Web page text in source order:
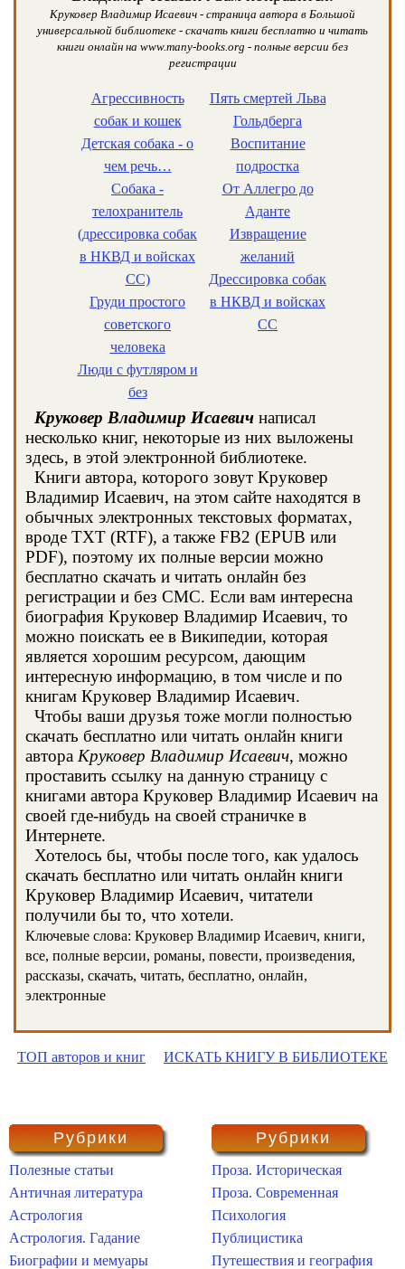
Круковер Владимир Исаевич - страница автора в Большой
универсальной библиотеке - скачать книги бесплатно и читать
книги онлайн на www.many-books.org - полные версии без
регистрации
Агрессивность
собак и кошек
Детская собака - о
чем речь…
Собака -
телохранитель
(дрессировка собак
в НКВД и войсках
СС)
Груди простого
советского
человека
Люди с футляром и
без
Пять смертей Льва
Гольдберга
Воспитание
подростка
От Аллегро до
Аданте
Извращение
желаний
Дрессировка собак
в НКВД и войсках
СС
Круковер Владимир Исаевич написал
несколько книг, некоторые из них выложены
здесь, в этой электронной библиотеке.
Книги автора, которого зовут Круковер
Владимир Исаевич, на этом сайте находятся в
обычных электронных текстовых форматах,
вроде TXT (RTF), а также FB2 (EPUB или
PDF), поэтому их полные версии можно
бесплатно скачать и читать онлайн без
регистрации и без СМС. Если вам интересна
биография Круковер Владимир Исаевич, то
можно поискать ее в Википедии, которая
является хорошим ресурсом, дающим
интересную информацию, в том числе и по
книгам Круковер Владимир Исаевич.
Чтобы ваши друзья тоже могли полностью
скачать бесплатно или читать онлайн книги
автора Круковер Владимир Исаевич, можно
проставить ссылку на данную страницу с
книгами автора Круковер Владимир Исаевич на
своей где-нибудь на своей страничке в
Интернете.
Хотелось бы, чтобы после того, как удалось
скачать бесплатно или читать онлайн книги
Круковер Владимир Исаевич, читатели
получили бы то, что хотели.
Ключевые слова: Круковер Владимир Исаевич, книги,
все, полные версии, романы, повести, произведения,
рассказы, скачать, читать, бесплатно, онлайн,
электронные
ТОП авторов и книг ИСКАТЬ КНИГУ В БИБЛИОТЕКЕ
Рубрики
Полезные статьи
Античная литература
Астрология
Астрология. Гадание
Биографии и мемуары
Рубрики
Проза. Историческая
Проза. Современная
Психология
Публицистика
Путешествия и география